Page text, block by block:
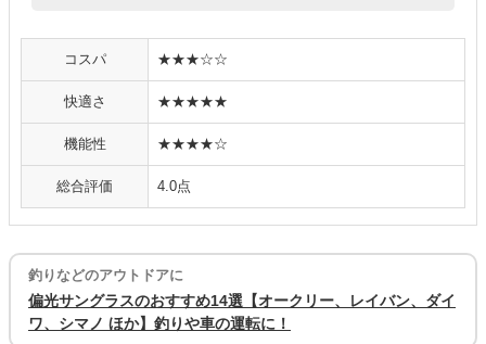
コスパ ★★★☆☆
快適さ ★★★★★
機能性 ★★★★☆
総合評価 4.0点
釣りなどのアウトドアに
偏光サングラスのおすすめ14選【オークリー、レイバン、ダイ
ワ、シマノ ほか】釣りや車の運転に！